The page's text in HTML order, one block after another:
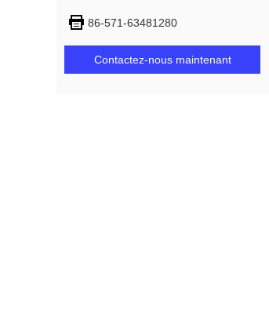
86-571-63481280
Contactez-nous maintenant